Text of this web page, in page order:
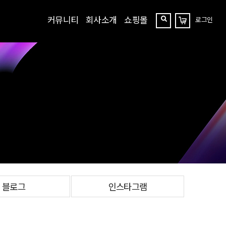
커뮤니티 회사소개 쇼핑몰
찾
장
바
로그인
블로그 인스타그램